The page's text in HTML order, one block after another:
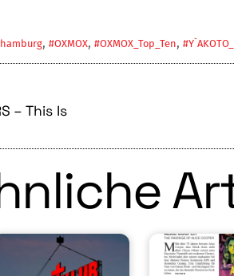
, #OXMOX, #OXMOX_Top_Ten,
– This Is